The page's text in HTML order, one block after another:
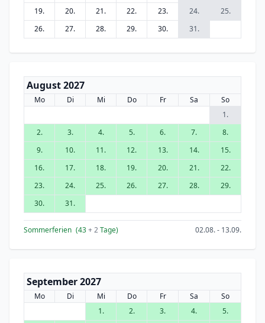
19.
20. 21. 22. 23. 24.
25.
26.
27. 28. 29. 30. 31.
August 2027
Mo Di Mi Do Fr Sa
So
1.
2.
3. 4. 5. 6. 7.
8.
9.
10. 11. 12. 13. 14.
15.
16.
17. 18. 19. 20. 21.
22.
23.
24. 25. 26. 27. 28.
29.
30.
31.
Sommerferien (43+ 2Tage) 02.08. - 13.09.
September 2027
Mo Di Mi Do Fr Sa
So
1.
2. 3. 4.
5.